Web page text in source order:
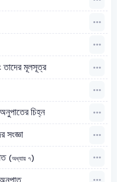
তাদের মূলসূত্র
চিহ্ন
সংজ্ঞা
(অধ্যায় ৭)